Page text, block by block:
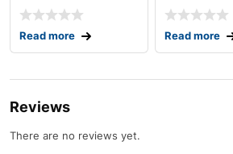
Read more Read more
Reviews
There are no reviews yet.